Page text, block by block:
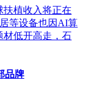
扶植收入将正在
等设备也因AI算
材低开高走，石
品牌